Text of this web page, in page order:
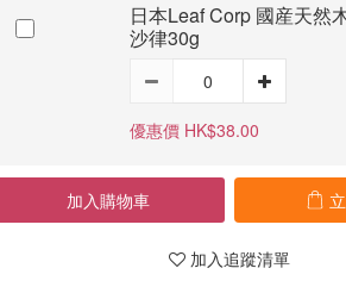
日本Leaf Corp 國産天然
沙律30g
優惠價 HK$38.00
加入購物車
加入追蹤清單